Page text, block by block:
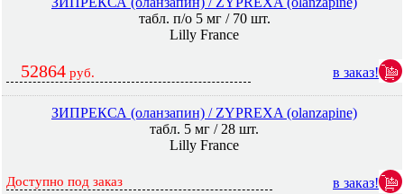
табл. п/о 5 мг / 70 шт.
Lilly France
52864 руб. в заказ!
ЗИПРЕКСА (оланзапин) / ZYPREXA (olanzapine)
табл. 5 мг / 28 шт.
Lilly France
Доступно под заказ в заказ!